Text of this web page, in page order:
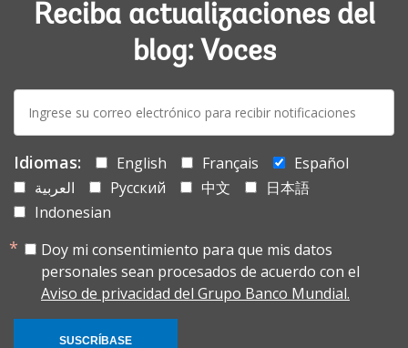
Reciba actualizaciones del
blog: Voces
mail:
Idiomas: English Français
Español
العربية
Русский 中文
日本語
Indonesian
Doy mi consentimiento para que mis datos
personales sean procesados de acuerdo con el
Aviso de privacidad del Grupo Banco Mundial.
SUSCRÍBASE